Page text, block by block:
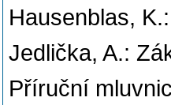
Hausenblas,
Jedlička, A.:
Příruční